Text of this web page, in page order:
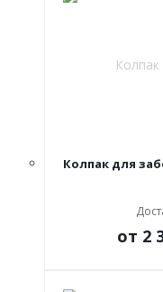
Колпак для
от 2